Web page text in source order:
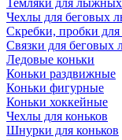
Темляки для
Чехлы для беговых
Скребки, пробки
Связки для беговых
Ледовые коньки
Коньки раздвижные
Коньки фигурные
Коньки хоккейные
Чехлы для коньков
Шнурки для коньков